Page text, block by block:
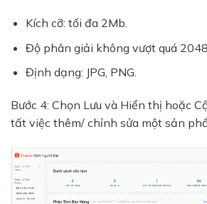
Kích cỡ: tối đa 2Mb.
Độ phân giải không vượt quá
Định dạng: JPG, PNG.
Bước 4: Chọn Lưu và Hiển thị hoặc
tất việc thêm/ chỉnh sửa một sản